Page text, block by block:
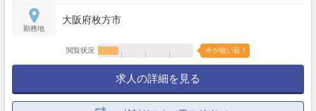
勤務地
大阪府枚方市
閲覧状況 今が狙い目！
求人の詳細を見る